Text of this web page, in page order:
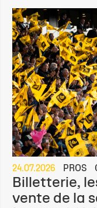
24.07.2026 PROS
Billetterie,
vente de la